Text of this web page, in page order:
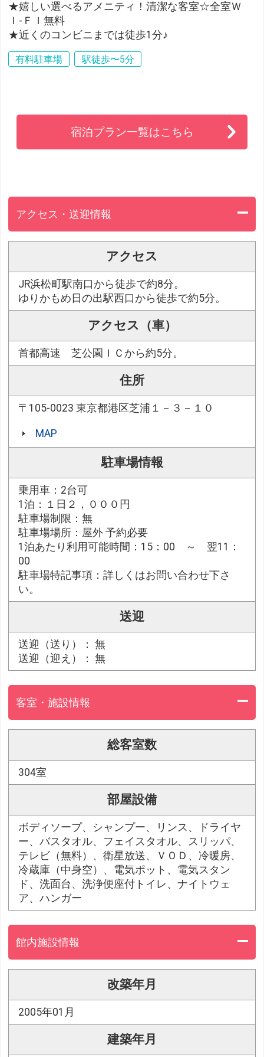
★嬉しい選べるアメニティ！清潔な客室☆全室Ｗ
Ｉ-ＦＩ無料
★近くのコンビニまでは徒歩1分♪
有料駐車場 駅徒歩〜5分
宿泊プラン一覧はこちら
アクセス・送迎情報
アクセス
JR浜松町駅南口から徒歩で約8分。
ゆりかもめ日の出駅西口から徒歩で約5分。
アクセス（車）
首都高速 芝公園ＩＣから約5分。
住所
〒105-0023 東京都港区芝浦１－３－１０
MAP
駐車場情報
乗用車：2台可
1泊：１日２，０００円
駐車場制限：無
駐車場場所：屋外 予約必要
1泊あたり利用可能時間：15：00 ～ 翌11：
00
駐車場特記事項：詳しくはお問い合わせ下さ
い。
送迎
送迎（送り）： 無
送迎（迎え）： 無
客室・施設情報
総客室数
304室
部屋設備
ボディソープ、シャンプー、リンス、ドライヤ
ー、バスタオル、フェイスタオル、スリッパ、
テレビ（無料）、衛星放送、ＶＯＤ、冷暖房、
冷蔵庫（中身空）、電気ポット、電気スタン
ド、洗面台、洗浄便座付トイレ、ナイトウェ
ア、ハンガー
館内施設情報
改築年月
2005年01月
建築年月